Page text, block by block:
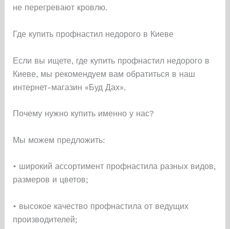
не перегревают кровлю.
Где купить профнастил недорого в Киеве
Если вы ищете, где купить профнастил недорого в
Киеве, мы рекомендуем вам обратиться в наш
интернет-магазин «Буд Дах».
Почему нужно купить именно у нас?
Мы можем предложить:
• широкий ассортимент профнастила разных видов,
размеров и цветов;
• высокое качество профнастила от ведущих
производителей;